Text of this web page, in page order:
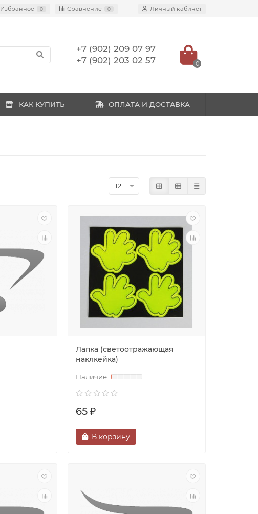
Избранное 0 Сравнение 0 Личный кабинет
+7 (902) 209 07 97
+7 (902) 203 02 57
0
КАК КУПИТЬ ОПЛАТА И ДОСТАВКА
Лапка (светоотражающая
наклкейка)
65 ₽
В корзину